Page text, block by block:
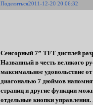
Поделиться2011-12-20 20:06:32
Сенсорный 7” TFT дисплей
Названный в честь великого
максимальное удовольствие
диагональю 7 дюймов
страниц и другие функции
отдельные кнопки